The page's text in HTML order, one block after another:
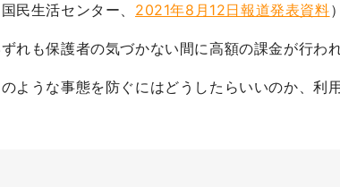
国民生活センター、 2021年8月12日報道発表資料）
れも保護者の気づかない間に高額の課金が行わ
ような事態を防ぐにはどうしたらいいのか、利